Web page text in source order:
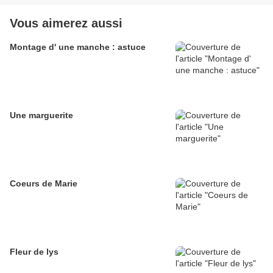
Vous aimerez aussi
Montage d' une manche : astuce
Une marguerite
Coeurs de Marie
Fleur de lys